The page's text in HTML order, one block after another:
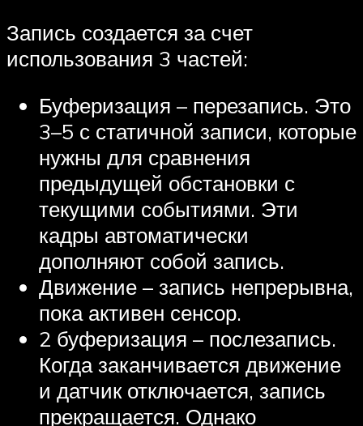
Запись создается за счет
использования 3 частей:
Буферизация – перезапись. Это
3–5 с статичной записи, которые
нужны для сравнения
предыдущей обстановки с
текущими событиями. Эти
кадры автоматически
дополняют собой запись.
Движение – запись непрерывна,
пока активен сенсор.
2 буферизация – послезапись.
Когда заканчивается движение
и датчик отключается, запись
прекращается. Однако